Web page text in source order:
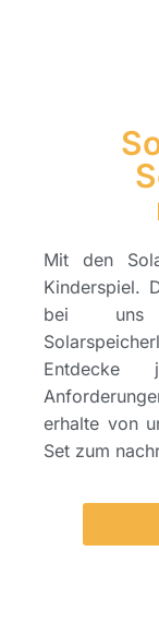
Mit den
Kinderspiel.
bei uns
Entdecke
erhalte von
Set zum